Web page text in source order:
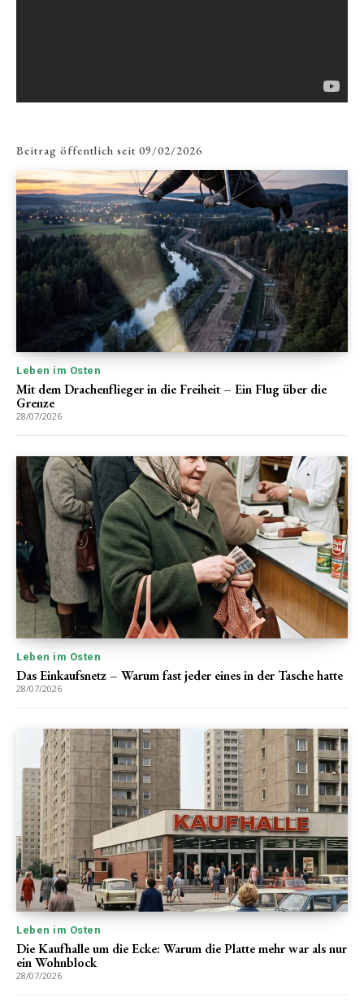
Beitrag öffentlich seit 09/02/2026
Leben im Osten
Mit dem Drachenflieger in die Freiheit – Ein Flug über die
Grenze
28/07/2026
Leben im Osten
Das Einkaufsnetz – Warum fast jeder eines in der Tasche hatte
28/07/2026
Leben im Osten
Die Kaufhalle um die Ecke: Warum die Platte mehr war als nur
ein Wohnblock
28/07/2026